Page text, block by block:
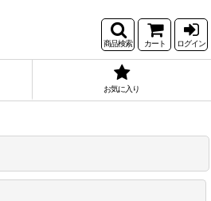
商品検索 カート ログイン
お気に入り